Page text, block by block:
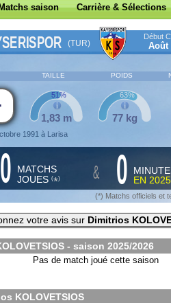
saison Carrière & Sélections
(TUR)
Début
Août
TAILLE POIDS
1991 à Larisa
1,83 m
51%
77 kg
63%
0 MATCHS
JOUES (*) & 0
EN
(*) Matchs officiels et
votre avis sur Dimitrios
- saison 2025/2026
Pas de match joué cette saison
KOLOVETSIOS